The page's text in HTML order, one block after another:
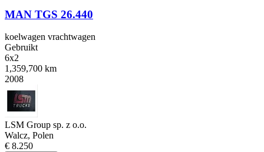
MAN TGS 26.440
koelwagen vrachtwagen
Gebruikt
6x2
1,359,700 km
2008
LSM Group sp. z o.o.
Walcz, Polen
€ 8.250